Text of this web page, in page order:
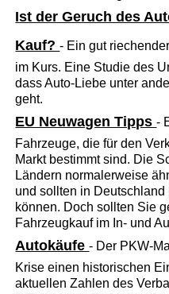
Ist der Geruch des
Kauf?- Ein gut
im Kurs. Eine Studie des
dass Auto-Liebe unter
geht.
EU Neuwagen Tipps-
Fahrzeuge, die für den
Markt bestimmt sind. Die
Ländern normalerweise
und sollten in
können. Doch sollten Sie
Fahrzeugkauf im In- und
Autokäufe- Der PKW-
Krise einen historischen
aktuellen Zahlen des